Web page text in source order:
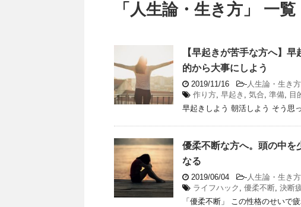
「人生論・生き方」 一覧
【早起きが苦手な方へ】
的から大事にしよう
2019/11/16 -人生論・生き方
作り方, 早起き , 気合, 準備, 目
早起きしよう 朝活しよう そう思
優柔不断な方へ。頭の中を
なる
2019/06/04 -人生論・生き方
ライフハック , 優柔不断, 決断
「優柔不断」 この性格のせいで